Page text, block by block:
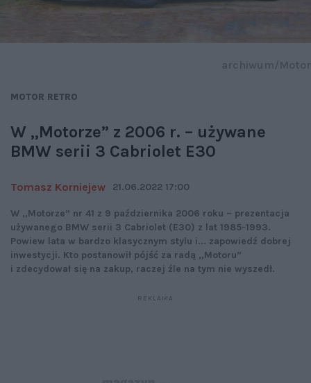
MOTOR RETRO
W „Motorze” z 2006 r. – używane
BMW serii 3 Cabriolet E30
Tomasz Korniejew 21.06.2022 17:00
W „Motorze” nr 41 z 9 października 2006 roku – prezentacja
używanego BMW serii 3 Cabriolet (E30) z lat 1985-1993.
Powiew lata w bardzo klasycznym stylu i... zapowiedź dobrej
inwestycji. Kto postanowił pójść za radą „Motoru”
i zdecydował się na zakup, raczej źle na tym nie wyszedł.